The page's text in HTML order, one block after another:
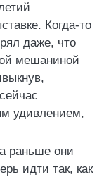
Когда-то
даже, что
мешаниной
удивлением,
раньше они
идти так, как